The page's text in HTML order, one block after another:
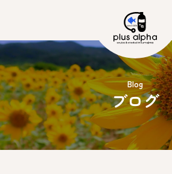
Blog
ブログ